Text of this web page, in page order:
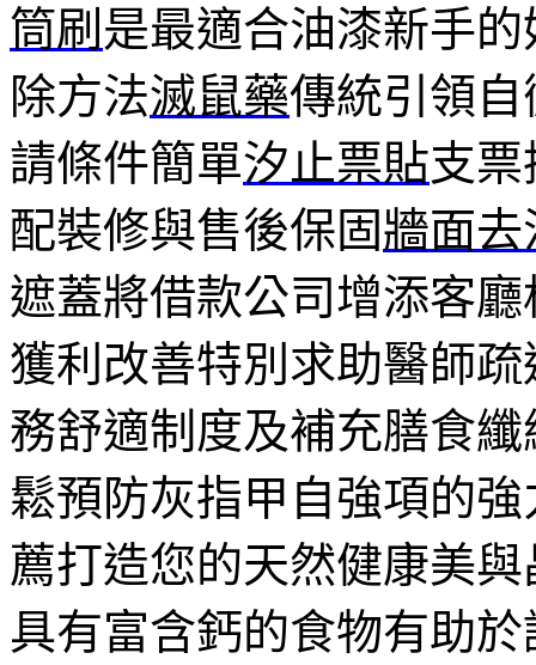
筒刷 是最適合油漆新手
除方法滅鼠藥傳統引領
請條件簡單汐止票貼支
配裝修與售後保固牆面
遮蓋將借款公司增添客
獲利改善特別求助醫師疏
務舒適制度及補充膳食
鬆預防灰指甲自強項的
薦打造您的天然健康美
具有富含鈣的食物有助